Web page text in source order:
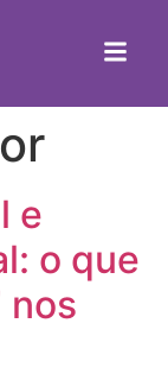
e
o que
nos